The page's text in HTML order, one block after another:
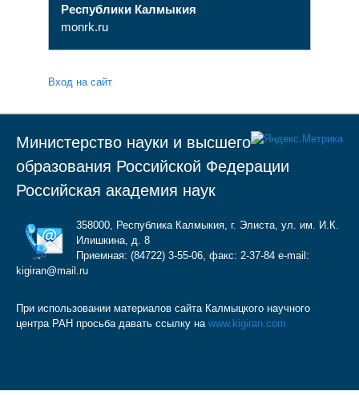
Республики Калмыкия
monrk.ru
Вход на сайт
Министерство науки и высшего
образования Российской Федерации
Российская академия наук
358000, Республика Калмыкия, г. Элиста, ул. им. И.К.
Илишкина, д. 8
Приемная: (84722) 3-55-06, факс: 2-37-84 e-mail:
kigiran@mail.ru
При использовании материалов сайта Калмыцкого научного
центра РАН просьба давать ссылку на www.kigiran.com